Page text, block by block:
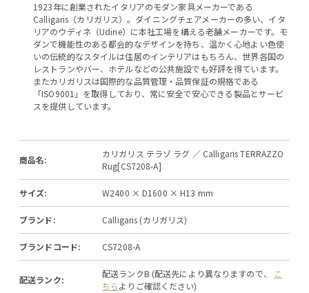
1923年に創業されたイタリアのモダン家具メーカーである
Calligaris（カリガリス）。ダイニングチェアメーカーの多い、イタ
リアのウディネ（Udine）に本社工場を構える老舗メーカーです。モ
ダンで機能性のある都会的なデザインを持ち、温かく心地よい色使
いの伝統的なスタイルは住居のインテリアはもちろん、世界各国の
レストランやバー、ホテルなどの公共施設でも好評を得ています。
またカリガリスは国際的な品質管理・品質保証の規格である
「ISO9001」を取得しており、常に安全で安心できる製品とサービ
スを提供しています。
商品名:
カリガリス テラゾ ラグ ／ Calligaris TERRAZZO
Rug[CS7208-A]
サイズ: W2400 × D1600 × H13 mm
ブランド: Calligaris (カリガリス)
ブランドコード: CS7208-A
配送ランク:
配送ランクB (配送先により異なりますので、
こ
ちらよりご確認ください)